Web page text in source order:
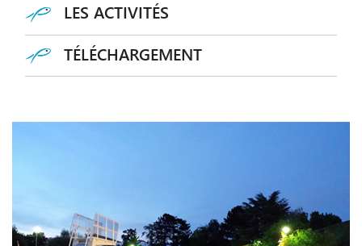
LES ACTIVITÉS
TÉLÉCHARGEMENT